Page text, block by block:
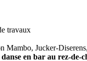
travaux
Mambo, Jucker-
en bar au rez-de-